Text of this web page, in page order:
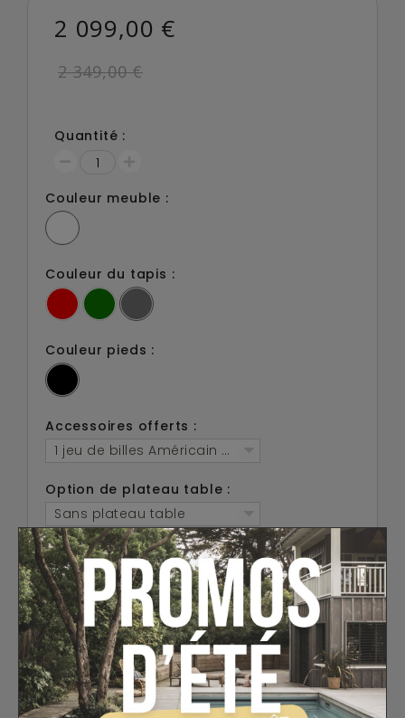
2 099,00 €
2 349,00 €
Quantité :
Couleur meuble :
Couleur du tapis :
Couleur pieds :
Accessoires offerts :
1 jeu de billes Américain 57.2mm, 2 queues, 1
Option de plateau table :
Sans plateau table
Option de jeu Français :
Sans jeu Français
AJOUTER AU PANIER
EN SAVOIR PLUS FICHE TECHNIQUE